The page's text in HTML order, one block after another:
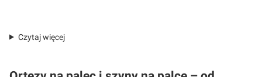
Czytaj więcej